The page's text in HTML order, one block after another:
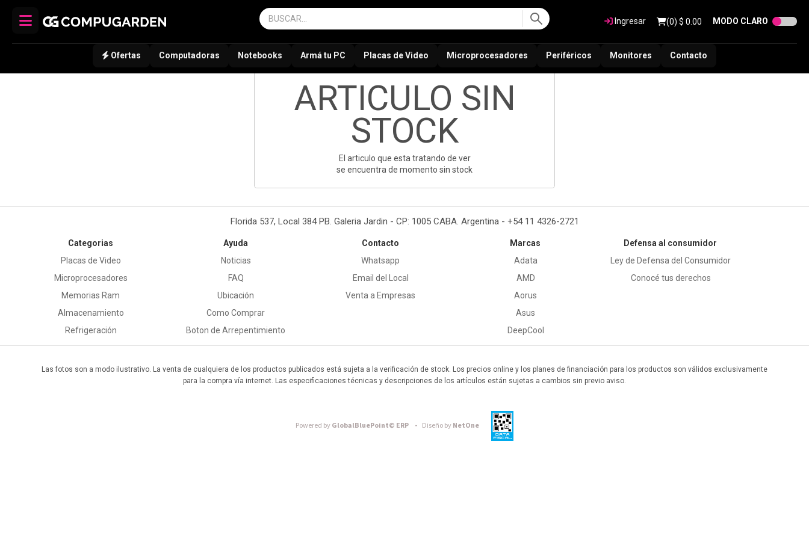
Ingresar (0) $ 0.00 MODO CLARO
Ofertas Computadoras Notebooks Armá tu PC Placas de Video Microprocesadores Periféricos Monitores Contacto
ARTICULO SIN
STOCK
El articulo que esta tratando de ver
se encuentra de momento sin stock
Florida 537, Local 384 PB. Galeria Jardin - CP: 1005 CABA. Argentina - +54 11 4326-2721
Categorias
Placas de Video
Microprocesadores
Memorias Ram
Almacenamiento
Refrigeración
Ayuda
Noticias
FAQ
Ubicación
Como Comprar
Boton de Arrepentimiento
Contacto
Whatsapp
Email del Local
Venta a Empresas
Marcas
Adata
AMD
Aorus
Asus
DeepCool
Defensa al consumidor
Ley de Defensa del Consumidor
Conocé tus derechos
Las fotos son a modo ilustrativo. La venta de cualquiera de los productos publicados está sujeta a la verificación de stock. Los precios online y los planes de financiación para los productos son válidos exclusivamente
para la compra vía internet. Las especificaciones técnicas y descripciones de los artículos están sujetas a cambios sin previo aviso.
Powered byGlobalBluePoint© ERP - Diseño byNetOne